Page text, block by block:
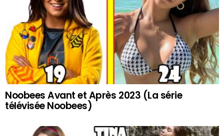
Noobees Avant et Après 2023 (La série
télévisée Noobees)